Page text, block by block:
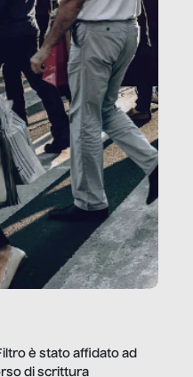
è stato affidato ad
di scrittura